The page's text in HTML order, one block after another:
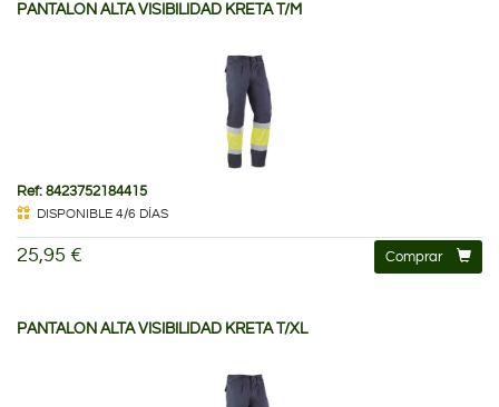
PANTALON ALTA VISIBILIDAD KRETA T/M
Ref: 8423752184415
DISPONIBLE 4/6 DÍAS
25,95 € Comprar
PANTALON ALTA VISIBILIDAD KRETA T/XL